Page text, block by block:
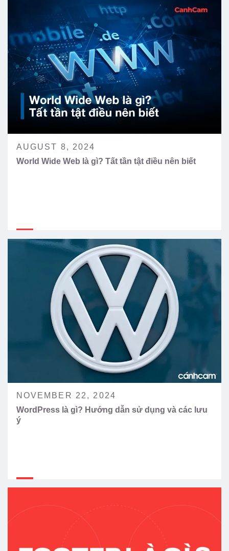
AUGUST 8, 2024
World Wide Web là gì? Tất tần tật điều nên biết
NOVEMBER 22, 2024
WordPress là gì? Hướng dẫn sử dụng và các lưu
ý